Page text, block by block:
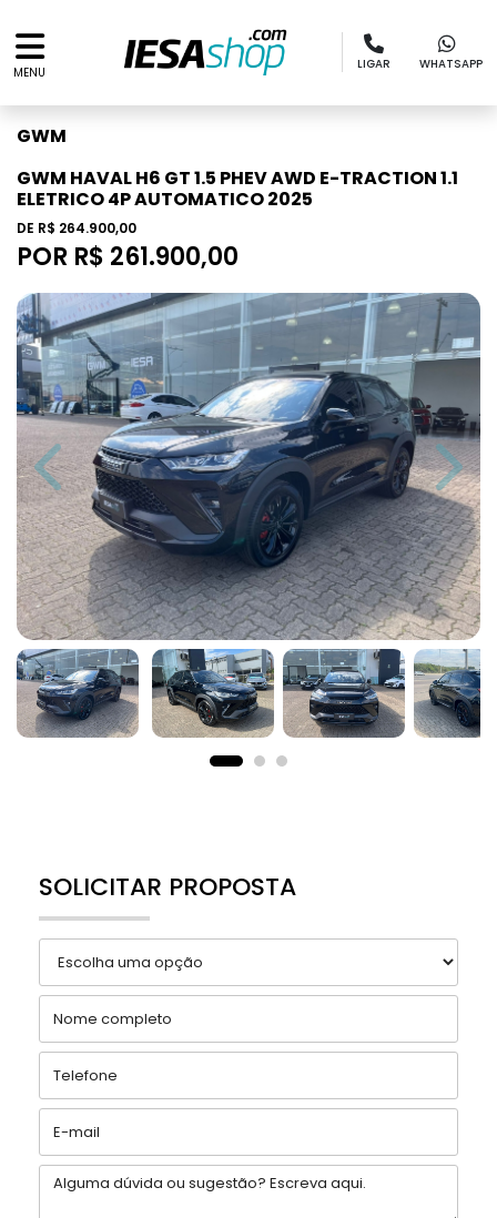
MENU
LIGAR WHATSAPP
GWM
GWM HAVAL H6 GT 1.5 PHEV AWD E-TRACTION 1.1
ELETRICO 4P AUTOMATICO 2025
DE R$ 264.900,00
POR R$ 261.900,00
Previous Next
SOLICITAR PROPOSTA